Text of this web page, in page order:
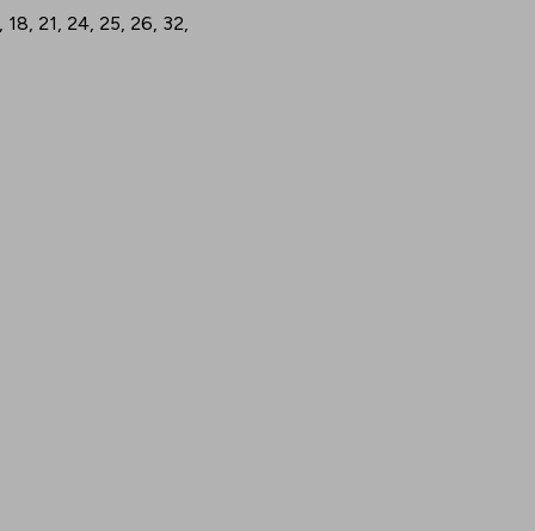
18, 21, 24, 25, 26, 32,